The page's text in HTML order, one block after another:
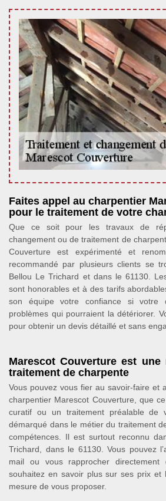
Faites appel au charpentier
pour le traitement de votre
Que ce soit pour les travaux de
changement ou de traitement de
Couverture est expérimenté et
recommandé par plusieurs clients se
Bellou Le Trichard et dans le 61130.
sont honorables et à des tarifs
son équipe votre confiance si votre
problèmes qui pourraient la détériorer.
pour obtenir un devis détaillé et sans
Marescot Couverture est
traitement de charpente
Vous pouvez vous fier au savoir-faire et
charpentier Marescot Couverture, que
curatif ou un traitement préalable de
démarqué dans le métier du traitement
compétences. Il est surtout reconnu
Trichard, dans le 61130. Vous pouvez
mail ou vous rapprocher
souhaitez en savoir plus sur ses prix et
mesure de vous proposer.